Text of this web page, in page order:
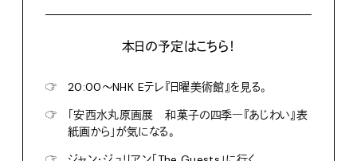
本日の予定はこちら！
☞
20:00〜NHK Eテレ『日曜美術館』を見る。
☞
「安西水丸原画展 和菓子の四季―『あじわい』表
紙画から」が気になる。